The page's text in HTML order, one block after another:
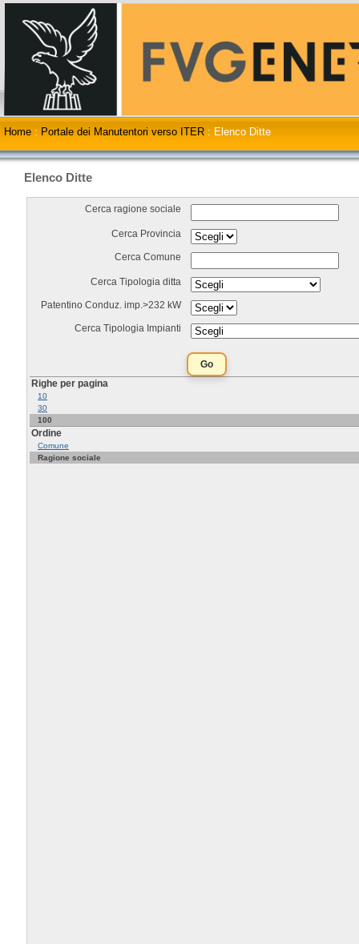
Home : Portale dei Manutentori verso ITER : Elenco Ditte
Elenco Ditte
Cerca ragione sociale
Cerca Provincia
Cerca Comune
Cerca Tipologia ditta
Patentino Conduz. imp.>232 kW
Cerca Tipologia Impianti
Righe per pagina
10
30
100
Ordine
Comune
Ragione sociale